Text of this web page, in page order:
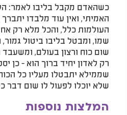
כשהאדם מקבל בליבו לאמר:
האמיתי, ואין עוד מלבדו
העולמות כלל, והכל מלא רק
שמו, ומבטל בליבו ביטול גמור,
שום כוח ורצון בעולם,
רק לאדון יחיד ברוך הוא - כן
שממילא יתבטלו מעליו כל
שלא יוכלו לפעול לו שום דבר
המלצות נוספות